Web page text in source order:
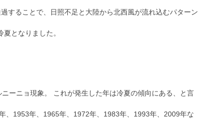
することで、日照不足と大陸から北西風が流れ込むパターン
となりました。
ーニョ現象。 これが発生した年は冷夏の傾向にある、と言
、1953年、1965年、1972年、1983年、1993年、2009年な